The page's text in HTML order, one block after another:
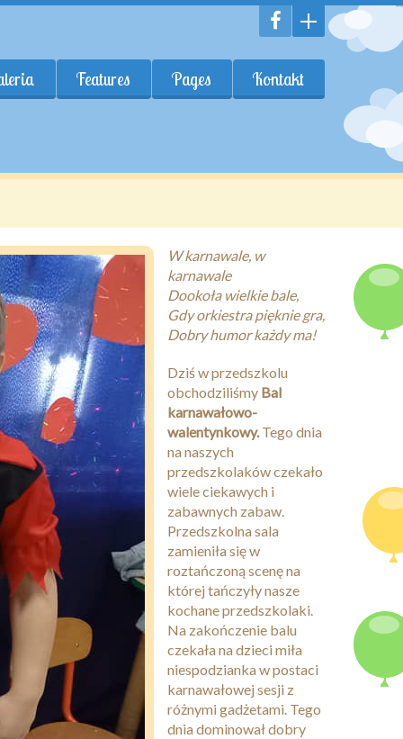
Features Pages Kontakt
W karnawale, w
karnawale
Dookoła wielkie bale,
Gdy orkiestra pięknie gra,
Dobry humor każdy ma!
Dziś w przedszkolu
obchodziliśmy Bal
karnawałowo-
walentynkowy.Tego dnia
na naszych
przedszkolaków czekało
wiele ciekawych i
zabawnych zabaw.
Przedszkolna sala
zamieniła się w
roztańczoną scenę na
której tańczyły nasze
kochane przedszkolaki.
Na zakończenie balu
czekała na dzieci miła
niespodzianka w postaci
karnawałowej sesji z
różnymi gadżetami. Tego
dnia dominował dobry